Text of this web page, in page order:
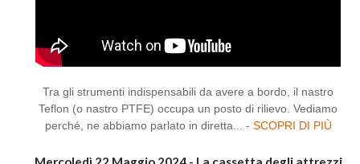
Tra gli strumenti indispensabili da avere a bordo, il nastro
Teflon (o nastro PTFE) occupa un posto di rilievo. Vediamo
perché, ne abbiamo parlato in diretta... - SCOPRI DI PIÙ